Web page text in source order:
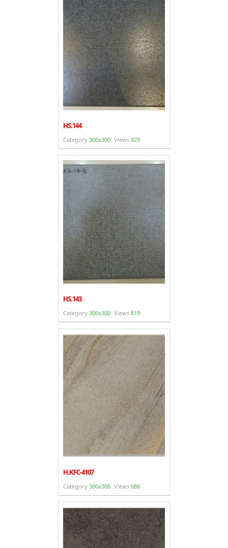
HS.144
Category 300x300 Views 929
HS.143
Category 300x300 Views 819
H.KFC-4107
Category 300x300 Views 686